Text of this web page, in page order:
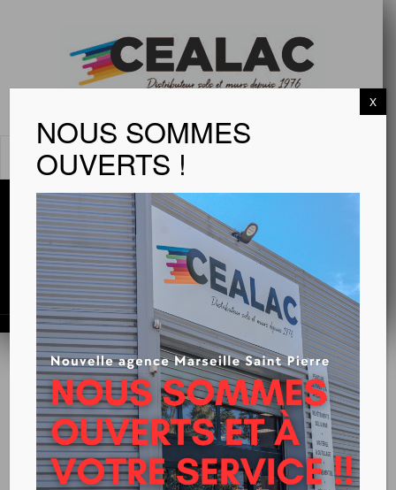
MENU
NOUS SOMMES
OUVERTS !
X